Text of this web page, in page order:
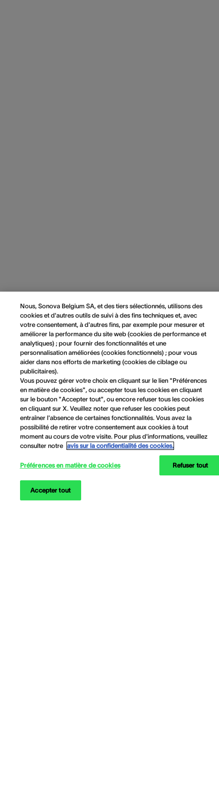
Nous, Sonova Belgium SA, et des tiers sélectionnés, utilisons des
cookies et d'autres outils de suivi à des fins techniques et, avec
votre consentement, à d'autres fins, par exemple pour mesurer et
améliorer la performance du site web (cookies de performance et
analytiques) ; pour fournir des fonctionnalités et une
personnalisation améliorées (cookies fonctionnels) ; pour vous
aider dans nos efforts de marketing (cookies de ciblage ou
publicitaires).
Vous pouvez gérer votre choix en cliquant sur le lien "Préférences
en matière de cookies", ou accepter tous les cookies en cliquant
sur le bouton "Accepter tout", ou encore refuser tous les cookies
en cliquant sur X. Veuillez noter que refuser les cookies peut
entraîner l'absence de certaines fonctionnalités. Vous avez la
possibilité de retirer votre consentement aux cookies à tout
moment au cours de votre visite. Pour plus d'informations, veuillez
consulter notre avis sur la confidentialité des cookies.
Préférences en matière de cookies Refuser tout
Accepter tout